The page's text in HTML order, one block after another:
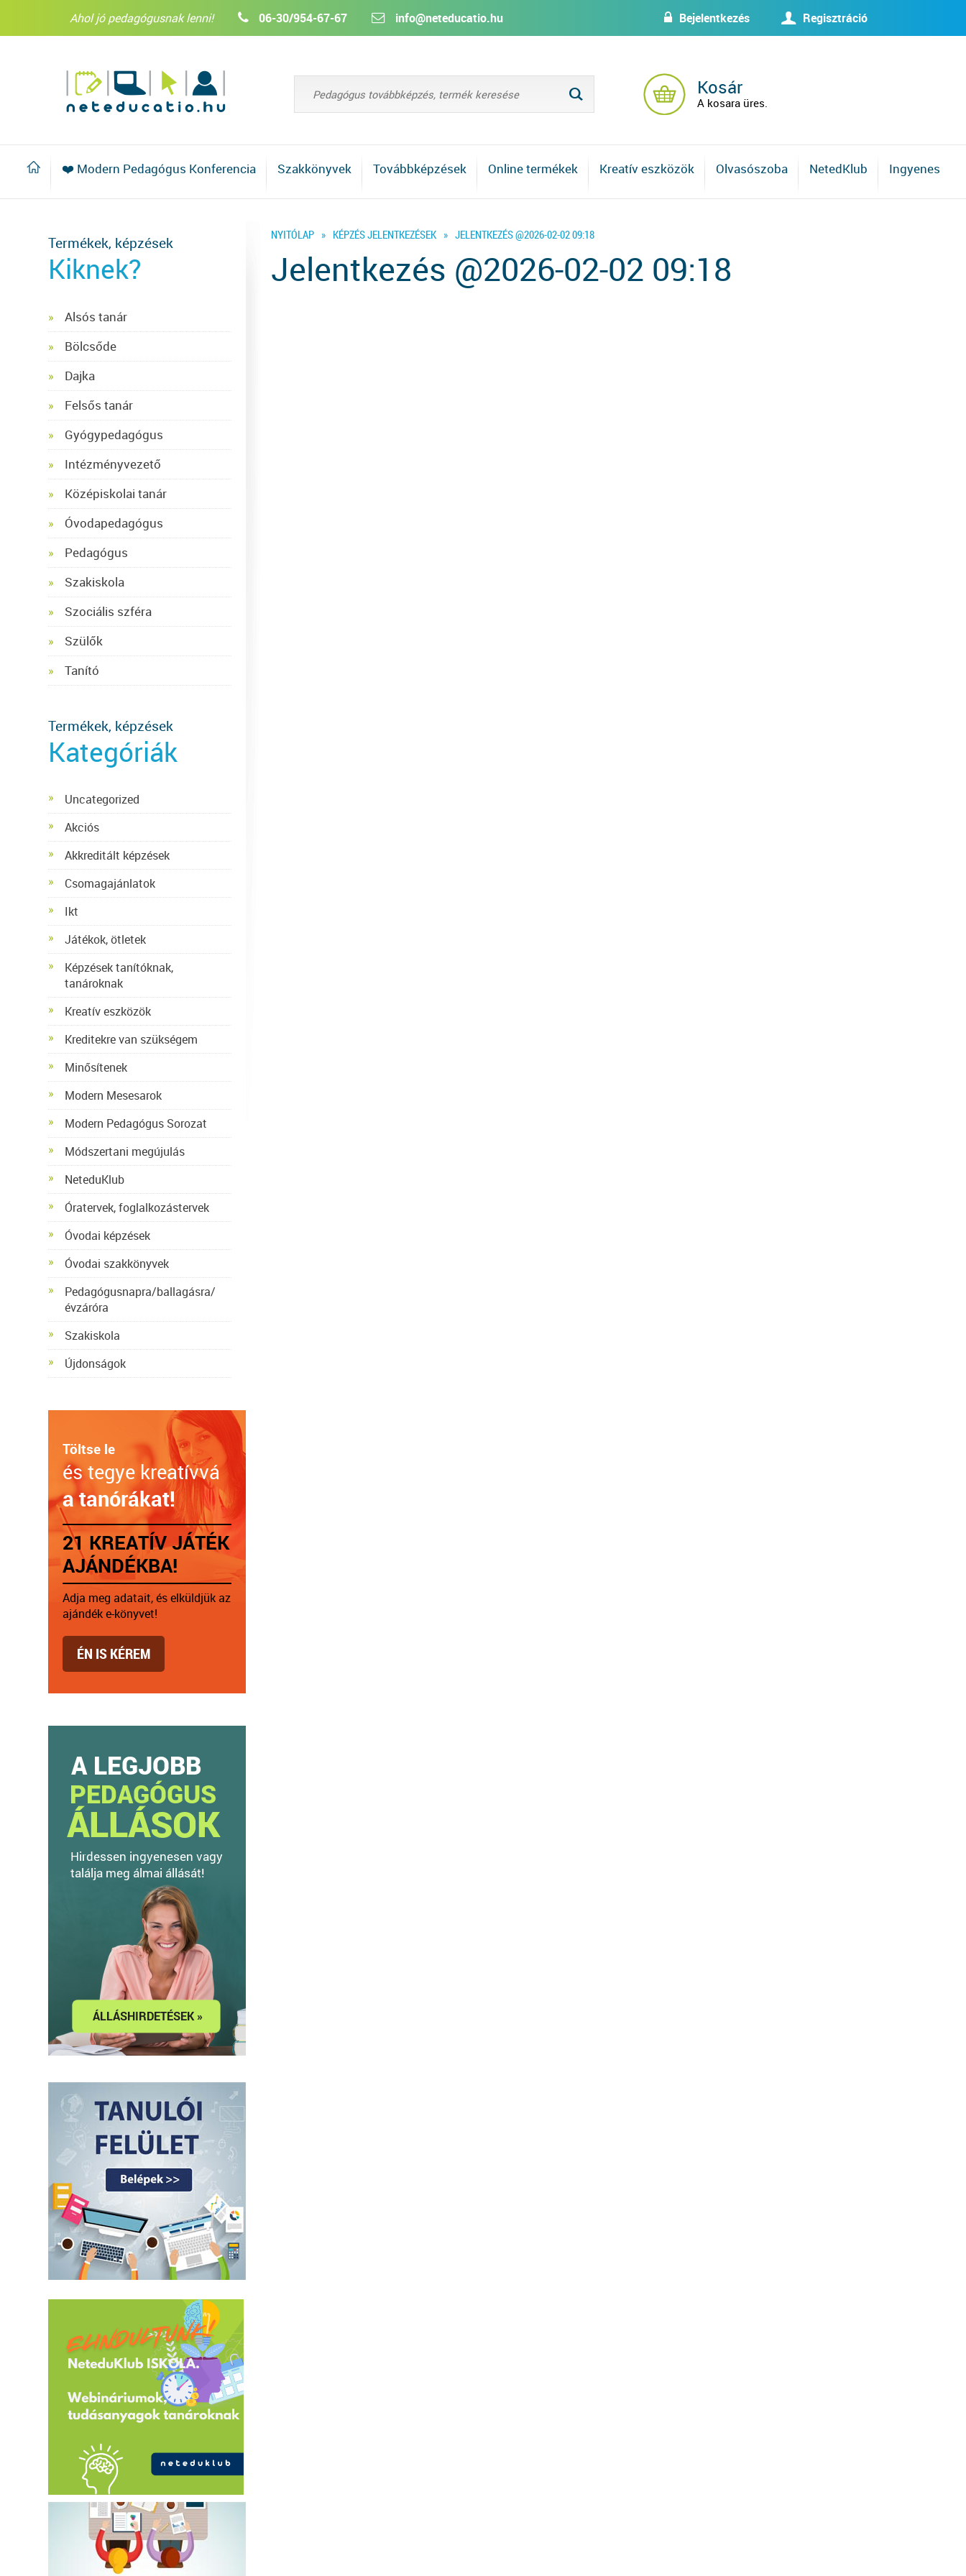
w Bejelentkezés U Regisztráció
Ahol jó pedagógusnak lenni! 06-30/954-67-67 info@neteducatio.hu
L Kosár
A kosara üres.
❤️ Modern Pedagógus Konferencia Szakkönyvek Továbbképzések Online termékek Kreatív eszközök Olvasószoba NetedKlub Ingyenes
NYITÓLAP » KÉPZÉS JELENTKEZÉSEK » JELENTKEZÉS @2026-02-02 09:18
Jelentkezés @2026-02-02 09:18
Termékek, képzések
Kiknek?
Alsós tanár
Bölcsőde
Dajka
Felsős tanár
Gyógypedagógus
Intézményvezető
Középiskolai tanár
Óvodapedagógus
Pedagógus
Szakiskola
Szociális szféra
Szülők
Tanító
Termékek, képzések
Kategóriák
Uncategorized
Akciós
Akkreditált képzések
Csomagajánlatok
Ikt
Játékok, ötletek
Képzések tanítóknak,
tanároknak
Kreatív eszközök
Kreditekre van szükségem
Minősítenek
Modern Mesesarok
Modern Pedagógus Sorozat
Módszertani megújulás
NeteduKlub
Óratervek, foglalkozástervek
Óvodai képzések
Óvodai szakkönyvek
Pedagógusnapra/ballagásra/
évzáróra
Szakiskola
Újdonságok
Töltse le
és tegye kreatívvá
a tanórákat!
21 KREATÍV JÁTÉK
AJÁNDÉKBA!
Adja meg adatait, és elküldjük az
ajándék e-könyvet!
ÉN IS KÉREM